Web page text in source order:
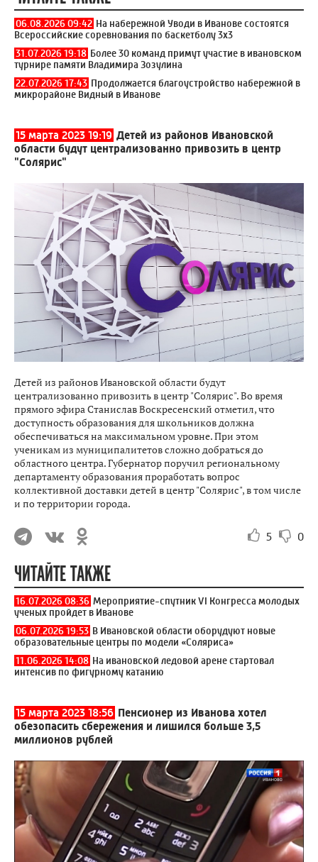
06.08.2026 09:42 На набережной Уводи в Иванове состоятся
Всероссийские соревнования по баскетболу 3x3
31.07.2026 19:18 Более 30 команд примут участие в ивановском
турнире памяти Владимира Зозулина
22.07.2026 17:43 Продолжается благоустройство набережной в
микрорайоне Видный в Иванове
15 марта 2023 19:19 Детей из районов Ивановской
области будут централизованно привозить в центр
"Солярис"
Детей из районов Ивановской области будут
централизованно привозить в центр "Солярис". Во время
прямого эфира Станислав Воскресенский отметил, что
доступность образования для школьников должна
обеспечиваться на максимальном уровне. При этом
ученикам из муниципалитетов сложно добраться до
областного центра. Губернатор поручил региональному
департаменту образования проработать вопрос
коллективной доставки детей в центр "Солярис", в том числе
и по территории города.
5 0
ЧИТАЙТЕ ТАКЖЕ
16.07.2026 08:36 Мероприятие-спутник VI Конгресса молодых
ученых пройдет в Иванове
06.07.2026 19:53 В Ивановской области оборудуют новые
образовательные центры по модели «Соляриса»
11.06.2026 14:08 На ивановской ледовой арене стартовал
интенсив по фигурному катанию
15 марта 2023 18:56 Пенсионер из Иванова хотел
обезопасить сбережения и лишился больше 3,5
миллионов рублей